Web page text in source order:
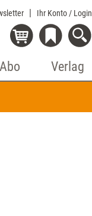
Ihr Konto / Login
Verlag